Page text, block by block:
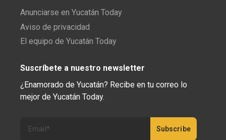
Anunciarse en Yucatán Today
Aviso de privacidad
El equipo de Yucatán Today
Suscríbete a nuestro newsletter
¿Enamorado de Yucatán? Recibe en tu correo lo
mejor de Yucatán Today.